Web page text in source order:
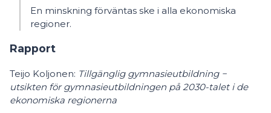
En minskning förväntas ske i alla ekonomiska
regioner.
Rapport
Teijo Koljonen: Tillgänglig gymnasieutbildning −
utsikten för gymnasieutbildningen på 2030-talet i de
ekonomiska regionerna